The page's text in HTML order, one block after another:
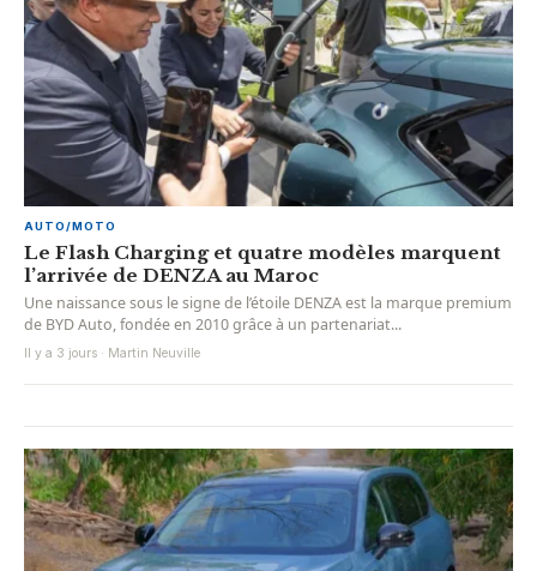
AUTO/MOTO
Le Flash Charging et quatre modèles marquent
l’arrivée de DENZA au Maroc
Une naissance sous le signe de l’étoile DENZA est la marque premium
de BYD Auto, fondée en 2010 grâce à un partenariat...
Il y a 3 jours · Martin Neuville